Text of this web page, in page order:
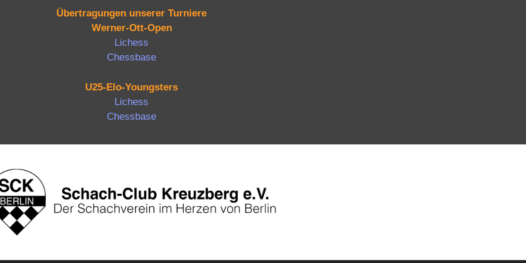
Übertragungen unserer Turniere
Werner-Ott-Open
Lichess
Chessbase
U25-Elo-Youngsters
Lichess
Chessbase